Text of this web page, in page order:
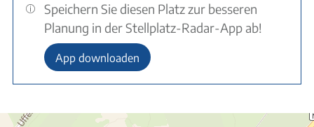
Speichern Sie diesen Platz zur besseren
Planung in der Stellplatz-Radar-App ab!
App downloaden